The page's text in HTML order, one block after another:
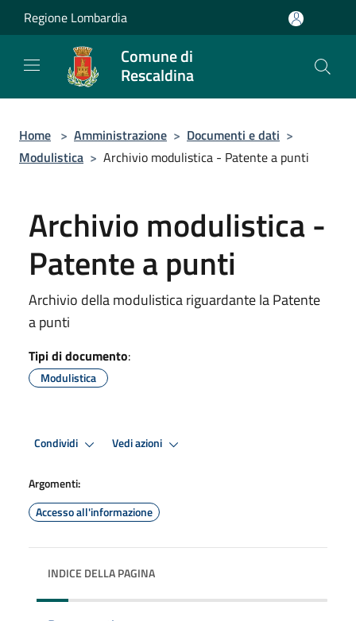
Salta al contenuto principale
Regione Lombardia
Comune di
Rescaldina
Home > Amministrazione > Documenti e dati >
Modulistica > Archivio modulistica - Patente a punti
Archivio modulistica -
Patente a punti
Archivio della modulistica riguardante la Patente
a punti
Tipi di documento:
Modulistica
Condividi Vedi azioni
Argomenti:
Accesso all'informazione
INDICE DELLA PAGINA